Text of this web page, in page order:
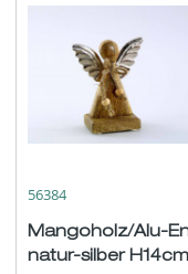
56384
Mangoholz/Alu-
natur-silber H14cm